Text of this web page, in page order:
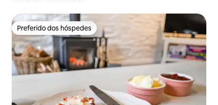
Preferido dos hóspedes
Preferido dos hóspedes